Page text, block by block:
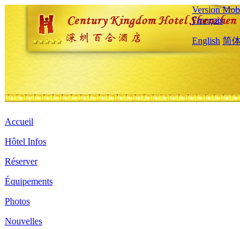
Version
Français
English 简
Accueil
Hôtel Infos
Réserver
Équipements
Photos
Nouvelles